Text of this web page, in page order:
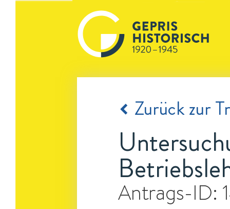
Zurück zur
Antrags-ID: